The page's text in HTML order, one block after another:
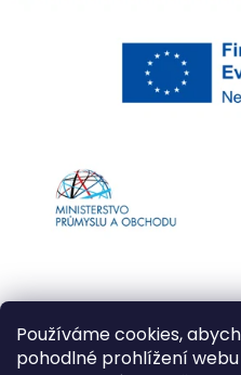
Používáme cookies,
pohodlné prohlížení